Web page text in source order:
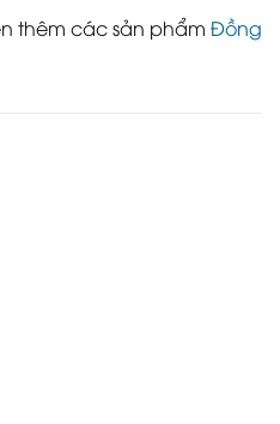
thêm các sản phẩm Đồng